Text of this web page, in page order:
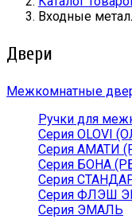
Входные
Двери
Межкомнатные
Ручки для
Серия OLOVI
Серия АМАТИ
Серия БОНА
Серия
Серия ФЛЭШ
Серия ЭМАЛЬ